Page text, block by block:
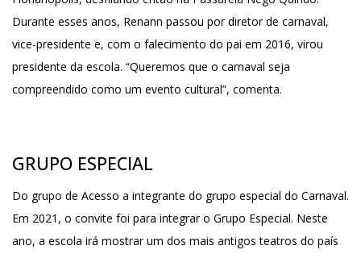
Durante esses anos, Renann passou por diretor de carnaval,
vice-presidente e, com o falecimento do pai em 2016, virou
presidente da escola. “Queremos que o carnaval seja
compreendido como um evento cultural”, comenta.
GRUPO ESPECIAL
Do grupo de Acesso a integrante do grupo especial do Carnaval.
Em 2021, o convite foi para integrar o Grupo Especial. Neste
ano, a escola irá mostrar um dos mais antigos teatros do país